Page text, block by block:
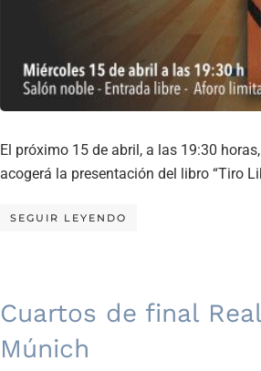
El próximo 15 de abril, a las 19:30
acogerá la presentación del libro “Tiro
SEGUIR LEYENDO
Cuartos de final
Múnich